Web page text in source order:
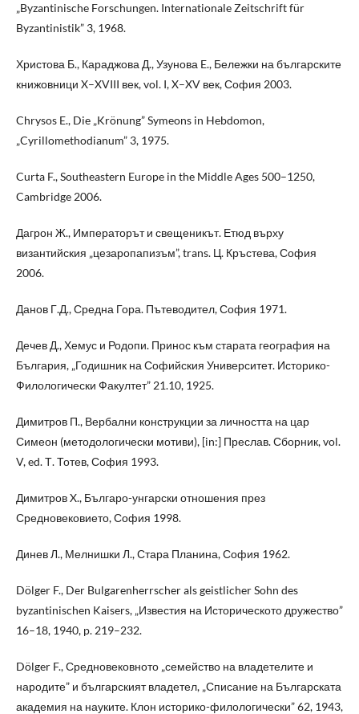
„Byzantinische Forschungen. Internationale Zeitschrift für
Byzantinistik” 3, 1968.
Христова Б., Караджова Д., Узунова E., Бележки на българските
книжовници X–XVIII век, vol. I, X–XV век, София 2003.
Chrysos E., Die „Krönung” Symeons in Hebdomon,
„Cyrillomethodianum” 3, 1975.
Curta F., Southeastern Europe in the Middle Ages 500–1250,
Cambridge 2006.
Дагрон Ж., Императорът и свещеникът. Етюд върху
византийския „цезаропапизъм”, trans. Ц. Кръстева, София
2006.
Данов Г.Д., Средна Гора. Пътеводител, София 1971.
Дечев Д., Хемус и Родопи. Принос към старата география на
България, „Годишник на Софийския Университет. Историко-
Филологически Факултет” 21.10, 1925.
Димитров П., Вербални конструкции за личността на цар
Симеон (методологически мотиви), [in:] Преслав. Сборник, vol.
V, ed. Т. Тотев, София 1993.
Димитров X., Българо-унгарски отношения през
Средновековието, София 1998.
Динев Л., Мелнишки Л., Стара Планина, София 1962.
Dölger F., Der Bulgarenherrscher als geistlicher Sohn des
byzantinischen Kaisers, „Известия на Историческото дружество”
16–18, 1940, p. 219–232.
Dölger F., Средновековното „семейство на владетелите и
народите” и българският владетел, „Списание на Българската
академия на науките. Клон историко-филологически” 62, 1943,